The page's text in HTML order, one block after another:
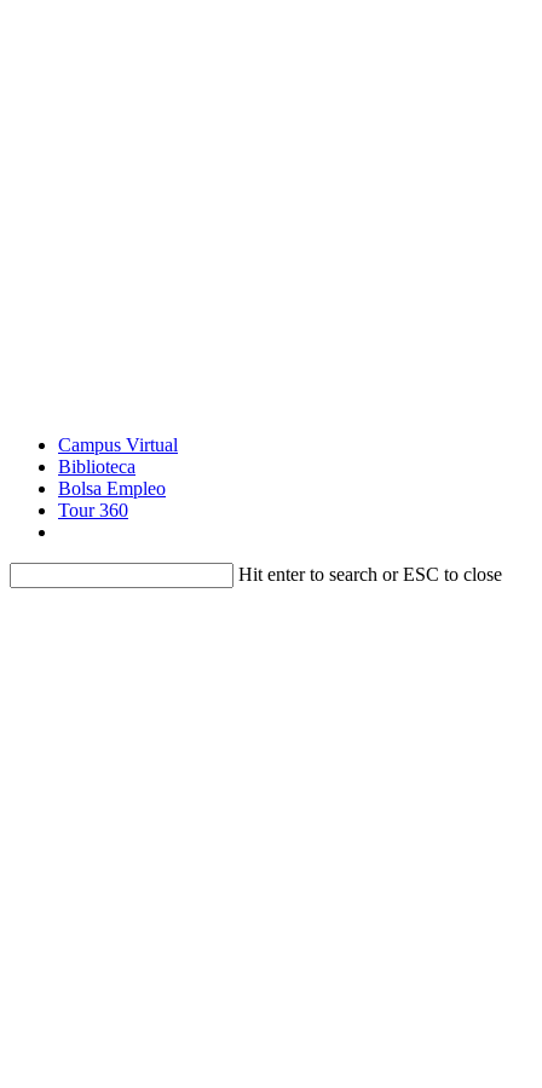
Campus Virtual
Biblioteca
Bolsa Empleo
Tour 360
Hit enter to search or ESC to close